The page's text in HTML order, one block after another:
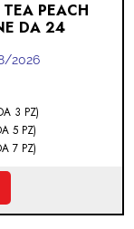
PEACH
DA 24
2026
3 PZ)
5 PZ)
7 PZ)